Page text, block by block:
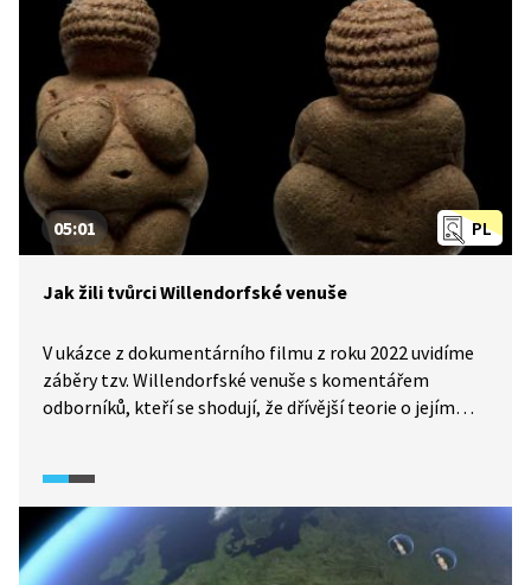
PL
05:01
Jak žili tvůrci Willendorfské venuše
V ukázce z dokumentárního filmu z roku 2022 uvidíme
záběry tzv. Willendorfské venuše s komentářem
odborníků, kteří se shodují, že dřívější teorie o jejím
vystupující v ukázce jako fiktivní postava. Co dnes víme
o ženách z doby paleolitu? Dělba práce mezi muži
a ženami, jak ji známe z moderní společnosti, je
nesprávná představa. Výběr kamene pro sošku